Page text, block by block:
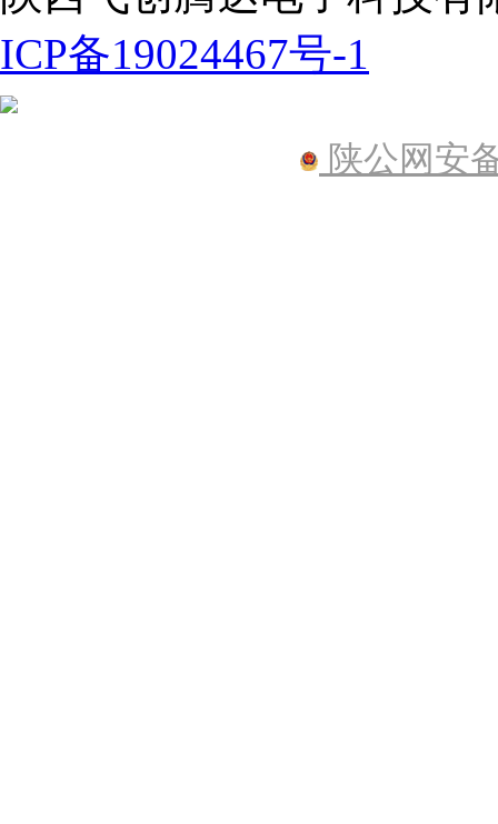
ICP备19024467号-1
陕公网安